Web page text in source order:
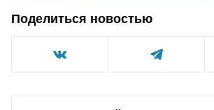
Поделиться новостью